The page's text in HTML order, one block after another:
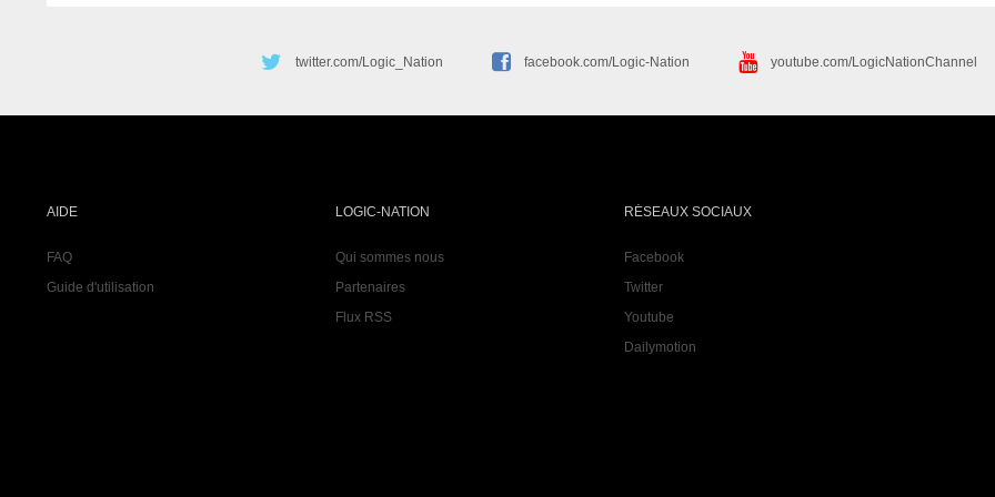
twitter.com/Logic_Nation facebook.com/Logic-Nation youtube.com/LogicNationChannel
AIDE
FAQ
Guide d'utilisation
LOGIC-NATION
Qui sommes nous
Partenaires
Flux RSS
RÉSEAUX SOCIAUX
Facebook
Twitter
Youtube
Dailymotion